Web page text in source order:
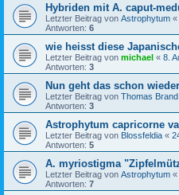
Hybriden mit A. caput-
Letzter Beitrag von Astrophytum «
Antworten: 6
wie heisst diese
Letzter Beitrag von michael « 8.
Antworten: 3
Nun geht das schon
Letzter Beitrag von Thomas Brand
Antworten: 3
Astrophytum capricorne
Letzter Beitrag von Blossfeldia «
Antworten: 5
A. myriostigma
Letzter Beitrag von Astrophytum «
Antworten: 7